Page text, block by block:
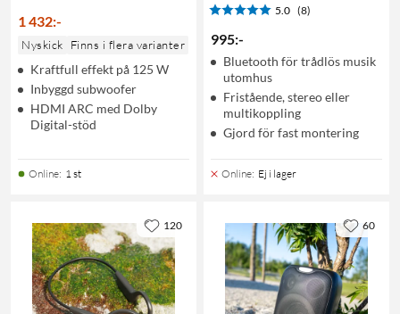
1 432:-
Nyskick Finns i flera varianter
Kraftfull effekt på 125 W
Inbyggd subwoofer
HDMI ARC med Dolby
Digital-stöd
Online: 1 st
5.0 (8)
995:-
Bluetooth för trådlös musik
utomhus
Fristående, stereo eller
multikoppling
Gjord för fast montering
Online: Ej i lager
120 60